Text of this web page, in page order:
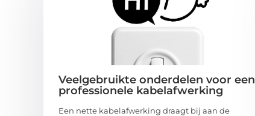
Veelgebruikte onderdelen voor een
professionele kabelafwerking
Een nette kabelafwerking draagt bij aan de